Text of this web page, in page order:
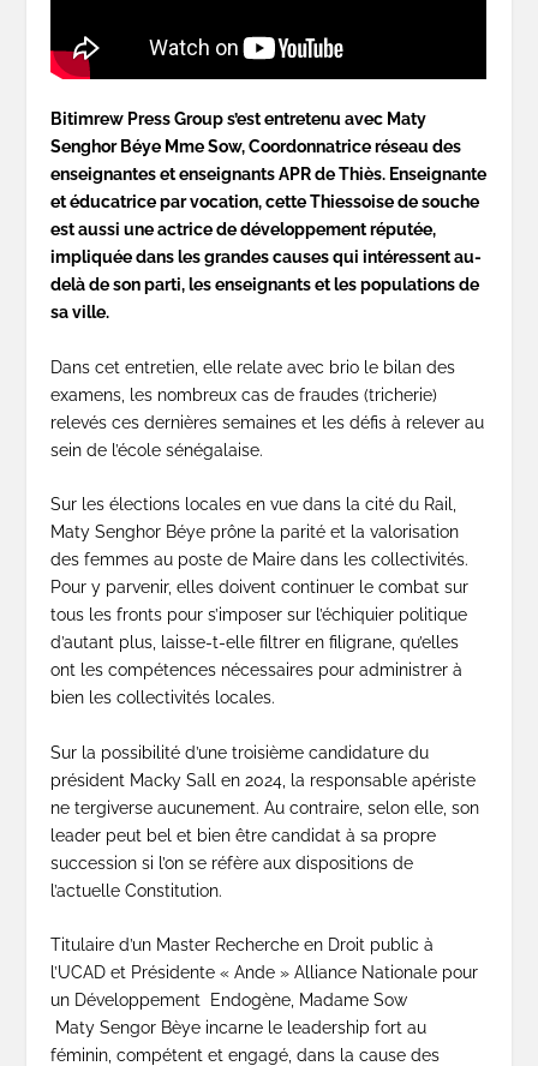
Bitimrew Press Group s’est entretenu avec Maty
Senghor Béye Mme Sow, Coordonnatrice réseau des
enseignantes et enseignants APR de Thiès. Enseignante
et éducatrice par vocation, cette Thiessoise de souche
est aussi une actrice de développement réputée,
impliquée dans les grandes causes qui intéressent au-
delà de son parti, les enseignants et les populations de
sa ville.
Dans cet entretien, elle relate avec brio le bilan des
examens, les nombreux cas de fraudes (tricherie)
relevés ces dernières semaines et les défis à relever au
sein de l’école sénégalaise.
Sur les élections locales en vue dans la cité du Rail,
Maty Senghor Béye prône la parité et la valorisation
des femmes au poste de Maire dans les collectivités.
Pour y parvenir, elles doivent continuer le combat sur
tous les fronts pour s’imposer sur l’échiquier politique
d’autant plus, laisse-t-elle filtrer en filigrane, qu’elles
ont les compétences nécessaires pour administrer à
bien les collectivités locales.
Sur la possibilité d’une troisième candidature du
président Macky Sall en 2024, la responsable apériste
ne tergiverse aucunement. Au contraire, selon elle, son
leader peut bel et bien être candidat à sa propre
succession si l’on se réfère aux dispositions de
l’actuelle Constitution.
Titulaire d’un Master Recherche en Droit public à
l’UCAD et Présidente « Ande » Alliance Nationale pour
un Développement Endogène, Madame Sow
Maty Sengor Bèye incarne le leadership fort au
féminin, compétent et engagé, dans la cause des